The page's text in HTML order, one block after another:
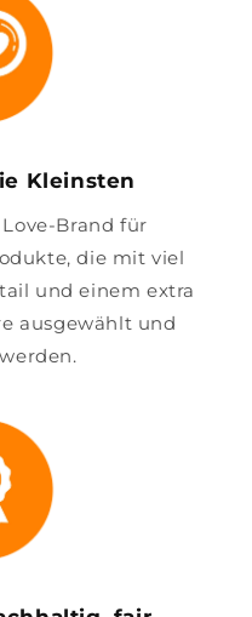
Kleinsten
Brand für
die mit viel
und einem extra
ausgewählt und